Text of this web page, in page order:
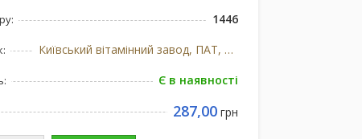
1446
Київський вітамінний завод, ПАТ, м.Київ, Україна
Є в наявності
287,00грн